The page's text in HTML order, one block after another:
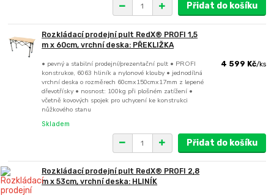
Přidat do košíku
Rozkládací prodejní pult RedX® PROFI 1,5
m x 60cm, vrchní deska: PŘEKLIŽKA
• pevný a stabilní prodejní/prezentační pult • PROFI
konstrukce, 6063 hliník a nylonové klouby • jednodílná
vrchní deska o rozměrech 60cmx150cmx17mm z lepené
dřevotřísky • nosnost: 100kg při plošném zatížení •
včetně kovových spojek pro uchycení ke konstrukci
nůžkového stanu
4 599 Kč/ks
Skladem
Přidat do košíku
Rozkládací prodejní pult RedX® PROFI 2,8
m x 53cm, vrchní deska: HLINÍK